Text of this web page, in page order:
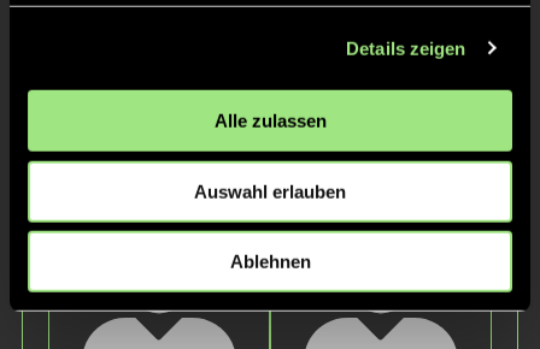
Details zeigen
Alle zulassen
Auswahl erlauben
Ablehnen
Sina
Sophie